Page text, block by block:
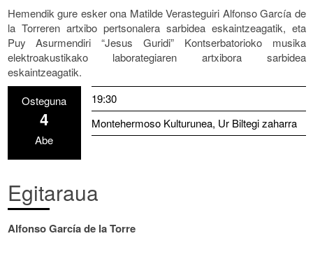
Hemendik gure esker ona Matilde Verasteguiri Alfonso García de
la Torreren artxibo pertsonalera sarbidea eskaintzeagatik, eta
Puy Asurmendiri “Jesus Guridi” Kontserbatorioko musika
elektroakustikako laborategiaren artxibora sarbidea
eskaintzeagatik.
Osteguna
4
Abe
19:30
Montehermoso Kulturunea, Ur Biltegi zaharra
Egitaraua
Alfonso García de la Torre